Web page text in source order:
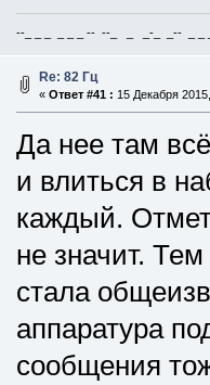
--_ _ _ _ _ _ -- --_ _ _-_ _-- _ _
Re: 82 Гц
« Ответ #41 : 15 Декабря
Да нее там
и влиться в
каждый.
не значит.
стала
аппаратура
сообщения